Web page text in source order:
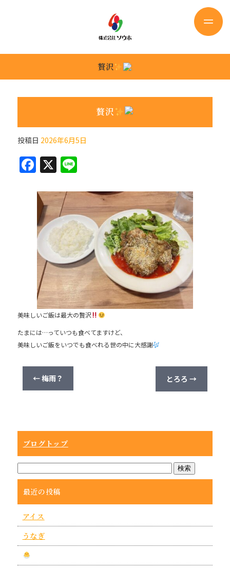
贅沢
贅沢
投稿日 2026年6月5日
F
c
e
b
o
o
k
X Li
e
美味しいご飯は最大の贅沢
たまには…っていつも食べてますけど、
美味しいご飯をいつでも食べれる世の中に大感謝
←梅雨？ とろろ→
ブログトップ
最近の投稿
アイス
うなぎ